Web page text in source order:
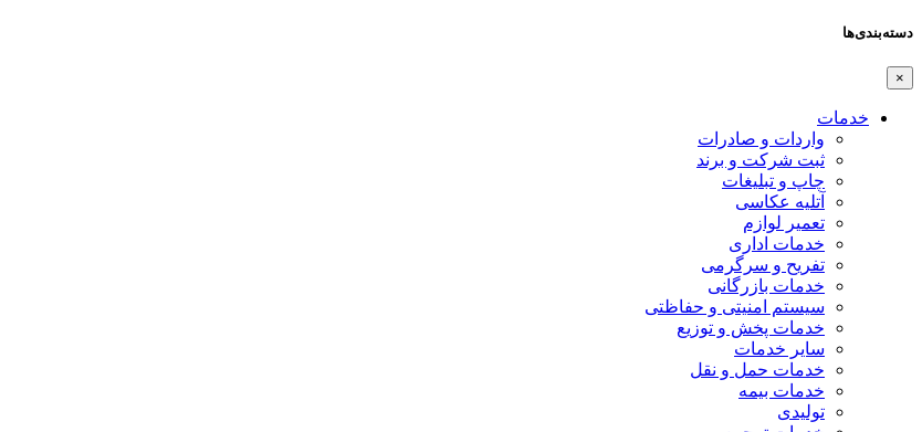
دسته‌بندی‌ها
×
خدمات
واردات و صادرات
ثبت شرکت و برند
چاپ و تبلیغات
آتلیه عکاسی
تعمیر لوازم
خدمات اداری
تفریح و سرگرمی
خدمات بازرگانی
سیستم امنیتی و حفاظتی
خدمات پخش و توزیع
سایر خدمات
خدمات حمل و نقل
خدمات بیمه
تولیدی